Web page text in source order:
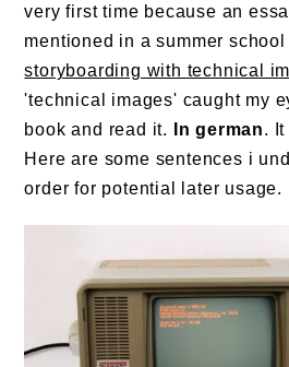
very first time because an
mentioned in a summer
storyboarding with technical
'technical images' caught my
book and read it.
In german. It
Here are some sentences i
order for potential later usage.